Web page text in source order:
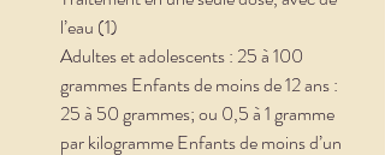
l’eau (1)
Adultes et adolescents : 25 à 100
grammes Enfants de moins de 12 ans :
25 à 50 grammes; ou 0,5 à 1 gramme
par kilogramme Enfants de moins d’un